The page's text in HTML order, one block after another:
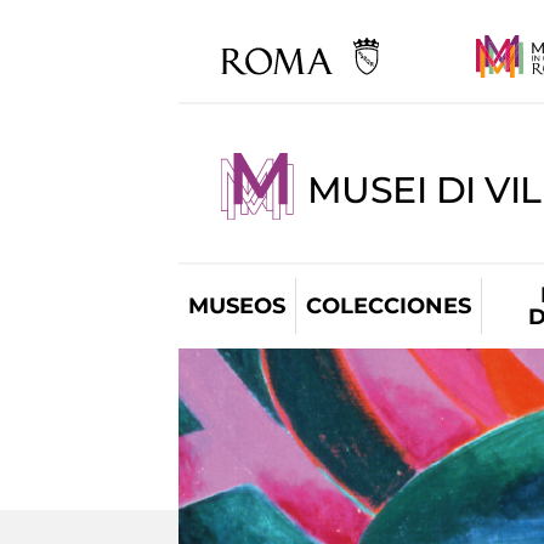
MUSEI DI
MUSEOS COLECCIONES